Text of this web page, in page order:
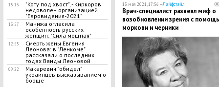
15:13
"Коту под хвост", - Киркоров
недоволен организацией
"Евровидения-2021"
13:57
Манижа огласила
особенность русских
женщин: "Сила мощная"
12:55
Смерть жены Евгения
Леонова: в "Ленкоме"
рассказали о последних
годах Ванды Леоновой
09:22
Макаревич "обидел"
украинцев высказыванием о
борще
13 мая 2021, 17:56 —Лайфстайл
Врач-специалист развеял миф о
возобновлении зрения с
моркови и черники